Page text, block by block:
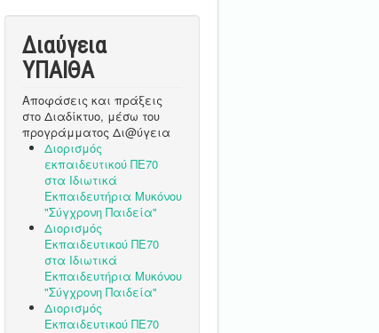
Διαύγεια
ΥΠΑΙΘA
Αποφάσεις και πράξεις
στο Διαδίκτυο, μέσω του
προγράμματος Δι@ύγεια
Διορισμός
εκπαιδευτικού ΠΕ70
στα Ιδιωτικά
Εκπαιδευτήρια Μυκόνου
"Σύγχρονη Παιδεία"
Διορισμός
Εκπαιδευτικού ΠΕ70
στα Ιδιωτικά
Εκπαιδευτήρια Μυκόνου
"Σύγχρονη Παιδεία"
Διορισμός
Εκπαιδευτικού ΠΕ70